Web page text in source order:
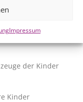
Impressum
der Kinder
Kinder